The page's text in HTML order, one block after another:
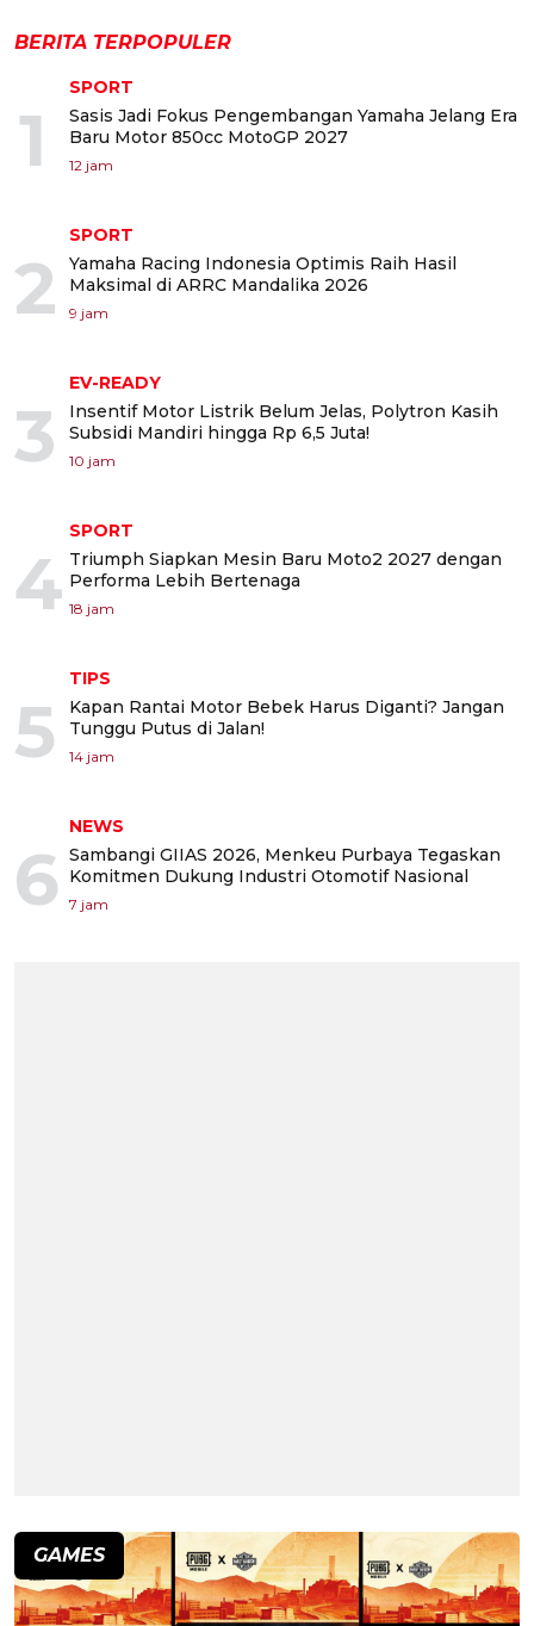
BERITA TERPOPULER
1
SPORT
Sasis Jadi Fokus Pengembangan Yamaha Jelang Era
Baru Motor 850cc MotoGP 2027
12 jam
2
SPORT
Yamaha Racing Indonesia Optimis Raih Hasil
Maksimal di ARRC Mandalika 2026
9 jam
3
EV-READY
Insentif Motor Listrik Belum Jelas, Polytron Kasih
Subsidi Mandiri hingga Rp 6,5 Juta!
10 jam
4
SPORT
Triumph Siapkan Mesin Baru Moto2 2027 dengan
Performa Lebih Bertenaga
18 jam
5
TIPS
Kapan Rantai Motor Bebek Harus Diganti? Jangan
Tunggu Putus di Jalan!
14 jam
6
NEWS
Sambangi GIIAS 2026, Menkeu Purbaya Tegaskan
Komitmen Dukung Industri Otomotif Nasional
7 jam
GAMES